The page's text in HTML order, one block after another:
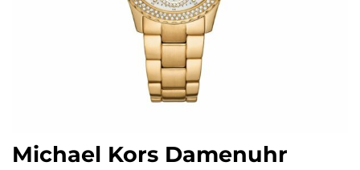
Michael Kors Damenuhr